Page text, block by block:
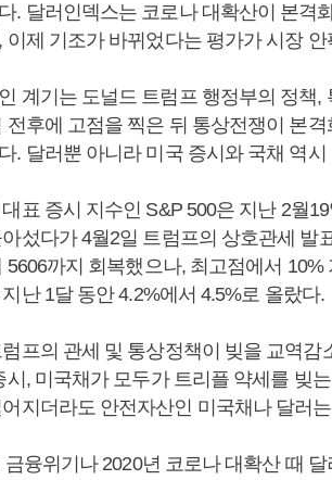
. 달러인덱스는 코로나 대확산이 본격
이제 기조가 바뀌었다는 평가가 시장
계기는 도널드 트럼프 행정부의 정책
전후에 고점을 찍은 뒤 통상전쟁이 본
. 달러뿐 아니라 미국 증시와 국채 역
표 증시 지수인 S&P 500은 지난 2월
섰다가 4월2일 트럼프의 상호관세 발
5606까지 회복했으나, 최고점에서 10%
난 1달 동안 4.2%에서 4.5%로 올랐다.
프의 관세 및 통상정책이 빚을 교역
시, 미국채가 모두가 트리플 약세를 빚
지더라도 안전자산인 미국채나 달러
금융위기나 2020년 코로나 대확산 때